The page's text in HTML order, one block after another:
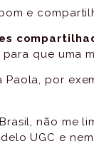
e
que
por
não me
UGC e